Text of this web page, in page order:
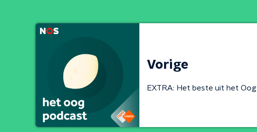
Vorige
EXTRA: Het beste uit het Oog